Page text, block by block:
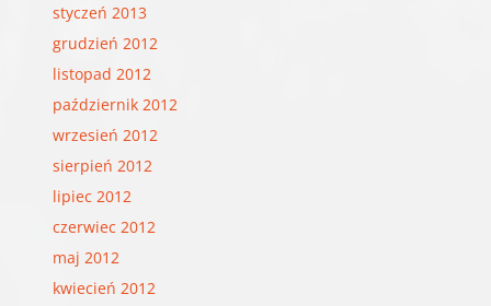
styczeń 2013
grudzień 2012
listopad 2012
październik 2012
wrzesień 2012
sierpień 2012
lipiec 2012
czerwiec 2012
maj 2012
kwiecień 2012